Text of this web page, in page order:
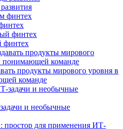
финтех
продукты мирового уровня в
команде
и необычные